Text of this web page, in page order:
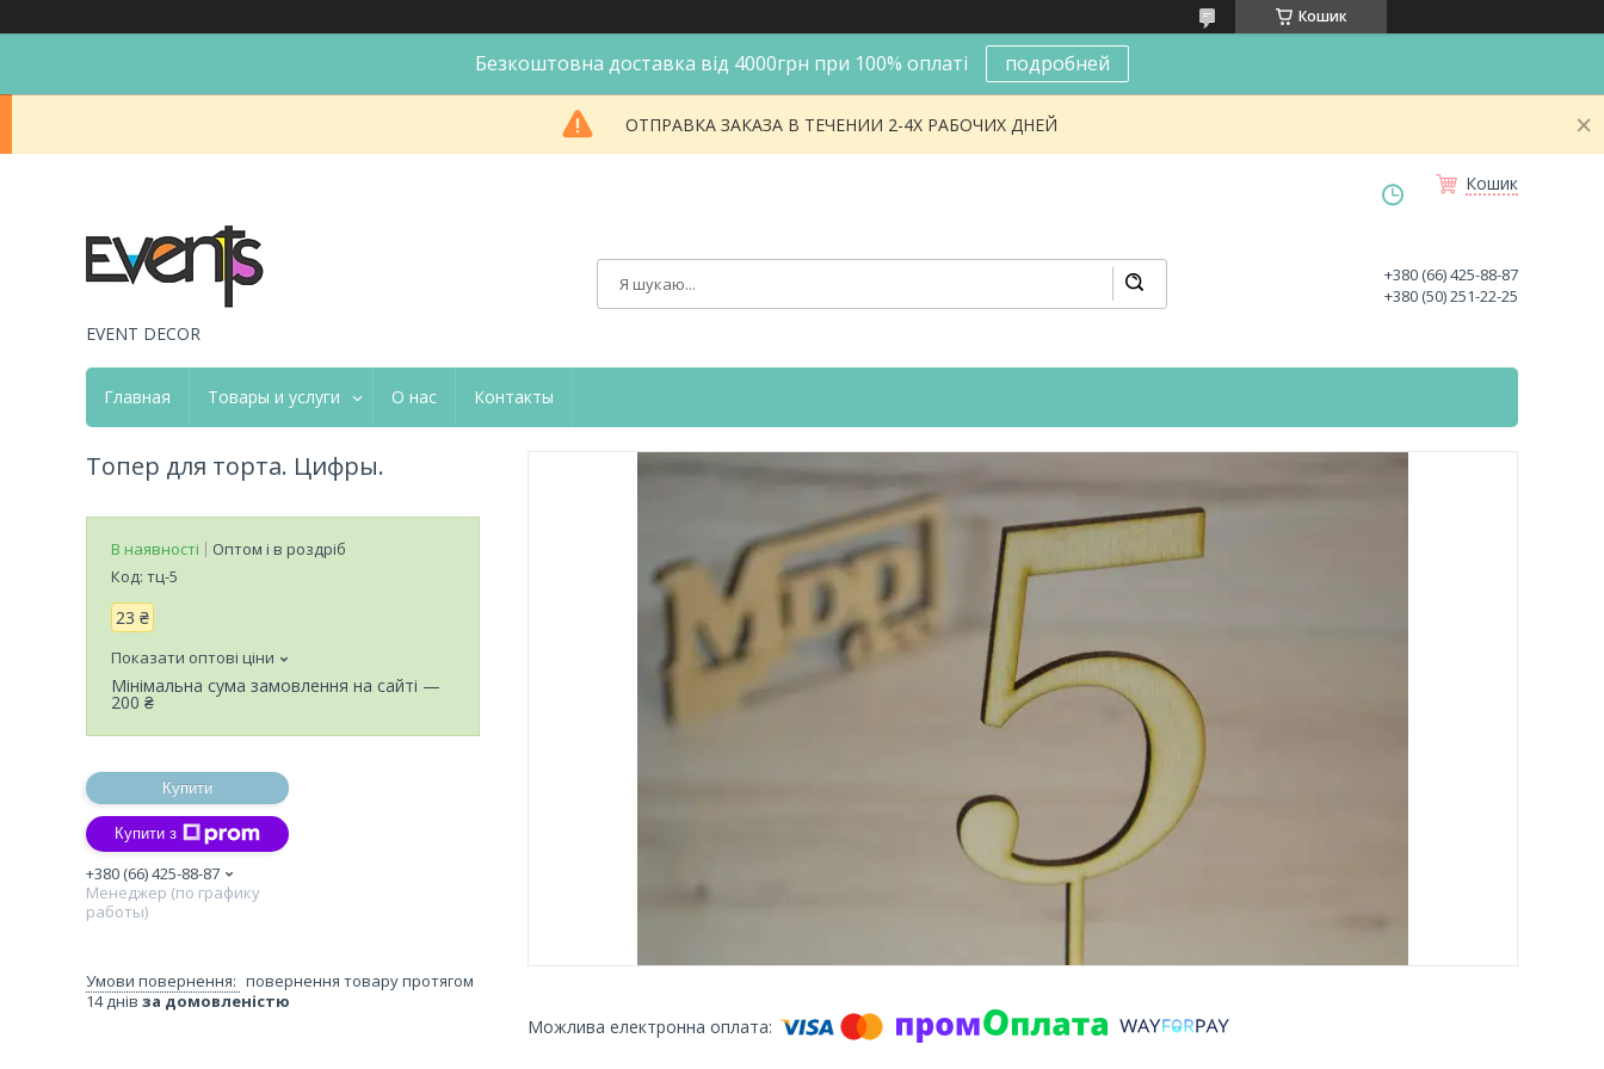
Кошик
Безкоштовна доставка від 4000грн при 100% оплаті подробней
ОТПРАВКА ЗАКАЗА В ТЕЧЕНИИ 2-4Х РАБОЧИХ ДНЕЙ
Кошик
EVENT DECOR
+380 (66) 425-88-87
+380 (50) 251-22-25
Главная Товары и услуги О нас Контакты
Топер для торта. Цифры.
В наявності
Оптом і в роздріб
Код: тц-5
23 ₴
Показати оптові ціни
Мінімальна сума замовлення на сайті —
200 ₴
Купити
Купити з
+380 (66) 425-88-87
Менеджер (по графику
работы)
повернення товару протягом
14 днів за домовленістю